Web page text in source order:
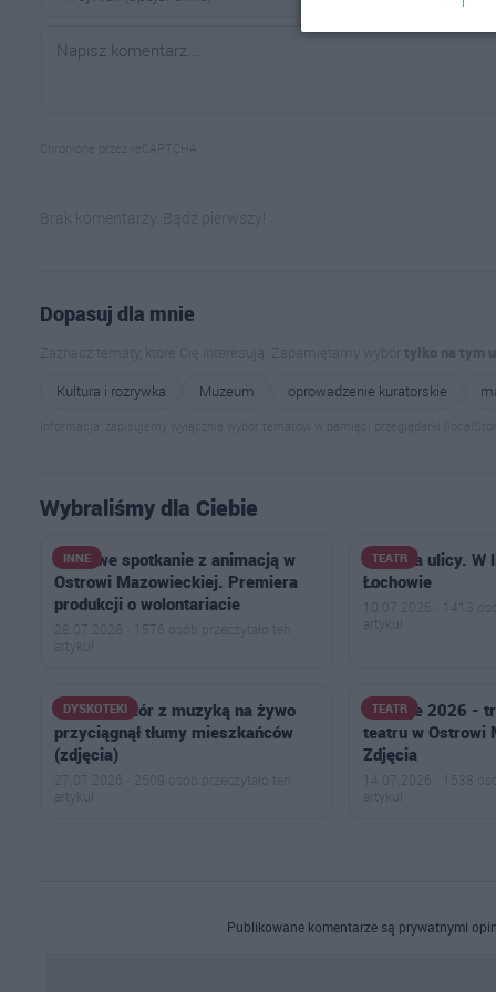
Chronione przez reCAPTCHA
Brak komentarzy. Bądź pierwszy!
Dopasuj dla mnie
Zaznacz tematy, które Cię interesują. Zapamiętamy wybórtylko na tym
Kultura i rozrywka
Muzeum oprowadzenie kuratorskie
Informacja: zapisujemy wyłącznie wybór tematów w pamięci przeglądarki
Wybraliśmy dla Ciebie
INNE
Filmowe spotkanie z animacją w
Ostrowi Mazowieckiej. Premiera
produkcji o wolontariacie
28.07.2026 · 1576 osób przeczytało ten
artykuł
TEATR
Teatr na ulicy.
Łochowie
10.07.2026 · 1413
artykuł
DYSKOTEKI
Letni wieczór z muzyką na żywo
przyciągnął tłumy mieszkańców
(zdjęcia)
27.07.2026 · 2509 osób przeczytało ten
artykuł
TEATR
Dionizje 2026 -
teatru w Ostrowi
Zdjęcia
14.07.2026 · 1538
artykuł
Publikowane komentarze są prywatnymi